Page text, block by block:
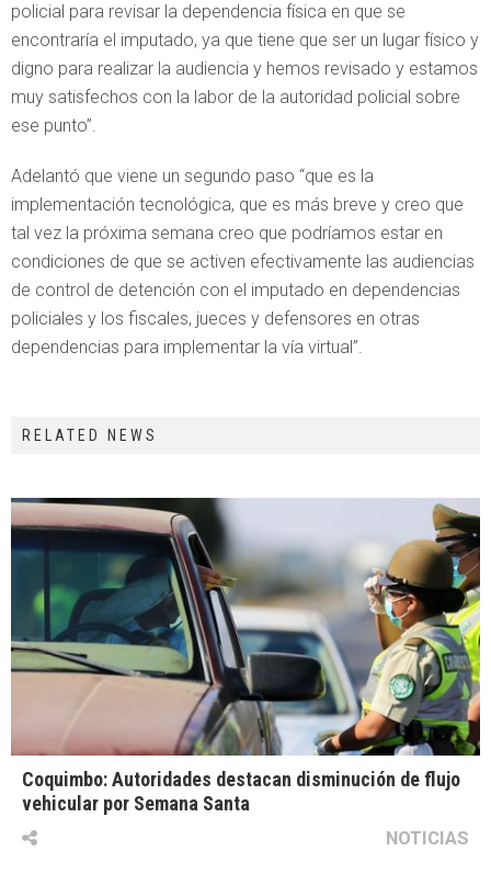
policial para revisar la dependencia física en que se
encontraría el imputado, ya que tiene que ser un lugar físico y
digno para realizar la audiencia y hemos revisado y estamos
muy satisfechos con la labor de la autoridad policial sobre
ese punto”.
Adelantó que viene un segundo paso “que es la
implementación tecnológica, que es más breve y creo que
tal vez la próxima semana creo que podríamos estar en
condiciones de que se activen efectivamente las audiencias
de control de detención con el imputado en dependencias
policiales y los fiscales, jueces y defensores en otras
dependencias para implementar la vía virtual”.
RELATED NEWS
Coquimbo: Autoridades destacan disminución de flujo
vehicular por Semana Santa
NOTICIAS